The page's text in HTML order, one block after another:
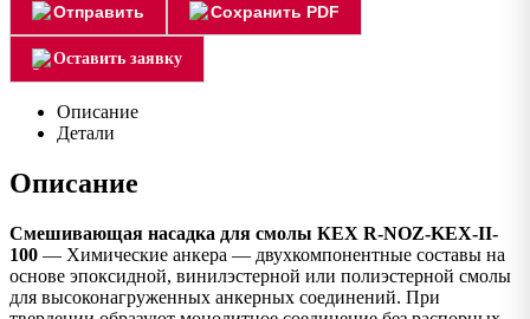
Отправить Сохранить PDF
Оставить заявку
Описание
Детали
Описание
Смешивающая насадка для смолы КEX R-NOZ-KEX-II-
100 — Химические анкера — двухкомпонентные составы на
основе эпоксидной, винилэстерной или полиэстерной смолы
для высоконагруженных анкерных соединений. При